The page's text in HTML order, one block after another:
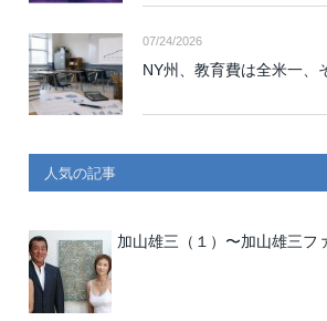
07/24/2026
NY州、教育費は全米一、
人気の記事
加山雄三（１）〜加山雄三フ